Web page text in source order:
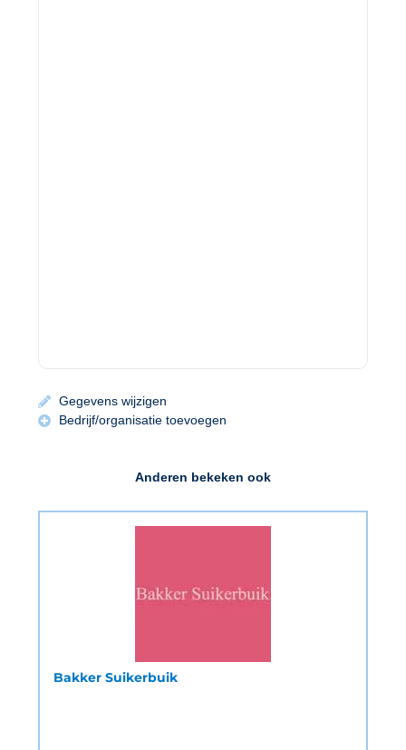
Gegevens wijzigen
Bedrijf/organisatie toevoegen
Anderen bekeken ook
Bakker Suikerbuik